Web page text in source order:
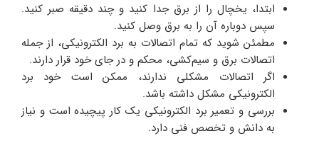
ابتدا، یخچال را از برق جدا کنید و چند دقیقه صبر کنید.
سپس دوباره آن را به برق وصل کنید.
مطمئن شوید که تمام اتصالات به برد الکترونیکی، از جمله
اتصالات برق و سیم‌کشی، محکم و در جای خود قرار دارند.
اگر اتصالات مشکلی ندارند، ممکن است خود برد
الکترونیکی مشکل داشته باشد.
بررسی و تعمیر برد الکترونیکی یک کار پیچیده است و نیاز
به دانش و تخصص فنی دارد.